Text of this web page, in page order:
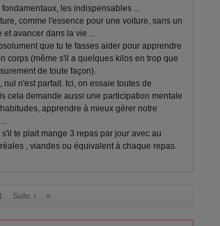
les indispensables ...
comme l'essence pour une voiture, sans un
et avancer dans la vie ...
que tu te fasses aider pour apprendre
corps (même s'il a quelques kilos en trop que
de toute façon).
nul n'est parfait. Ici, on essaie toutes de
cela demande aussi une participation mentale
apprendre à mieux gérer notre
te plait mange 3 repas par jour avec au
, viandes ou équivalent à chaque repas.
Suiv. › »